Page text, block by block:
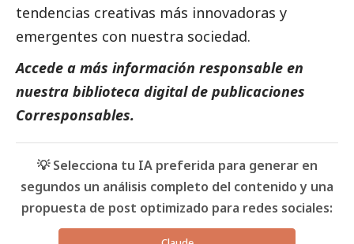
tendencias creativas más innovadoras y
emergentes con nuestra sociedad.
Accede a más información responsable en
nuestra biblioteca digital de publicaciones
Corresponsables.
💡 Selecciona tu IA preferida para generar en
segundos un análisis completo del contenido y una
propuesta de post optimizado para redes sociales: